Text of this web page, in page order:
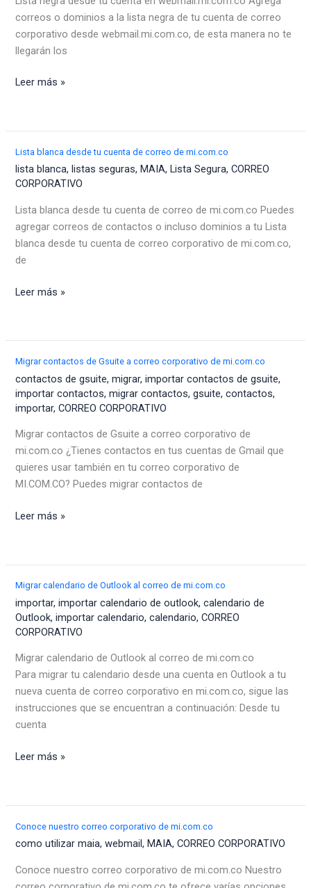
correos o dominios a la lista negra de tu cuenta de correo
corporativo desde webmail.mi.com.co, de esta manera no te
llegarán los
Lista
tu
cuenta
en
webmail.mi.com.co
Leer más »
Lista blanca desde tu cuenta de correo de mi.com.co
lista blanca,listas seguras,MAIA,Lista Segura,CORREO
CORPORATIVO
Lista blanca desde tu cuenta de correo de mi.com.co Puedes
agregar correos de contactos o incluso dominios a tu Lista
blanca desde tu cuenta de correo corporativo de mi.com.co,
de
Lista
tu
cuenta
de
correo
de
Leer más »
Migrar contactos de Gsuite a correo corporativo de mi.com.co
contactos de gsuite,migrar,importar contactos de gsuite,
importar contactos,migrar contactos,gsuite,contactos,
importar,CORREO CORPORATIVO
Migrar contactos de Gsuite a correo corporativo de
mi.com.co ¿Tienes contactos en tus cuentas de Gmail que
quieres usar también en tu correo corporativo de
MI.COM.CO? Puedes migrar contactos de
Migrar
Gsuite
a
correo
corporativo
de
Leer más »
Migrar calendario de Outlook al correo de mi.com.co
importar,importar calendario de outlook,calendario de
Outlook,importar calendario,calendario,CORREO
CORPORATIVO
Migrar calendario de Outlook al correo de mi.com.co
Para migrar tu calendario desde una cuenta en Outlook a tu
nueva cuenta de correo corporativo en mi.com.co, sigue las
instrucciones que se encuentran a continuación: Desde tu
cuenta
Migrar
Outlook
al
correo
mi.com.co
Leer más »
Conoce nuestro correo corporativo de mi.com.co
como utilizar maia,webmail,MAIA,CORREO CORPORATIVO
Conoce nuestro correo corporativo de mi.com.co Nuestro